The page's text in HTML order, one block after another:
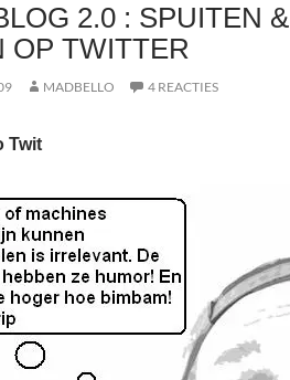
2.0 : SPUITEN &
OP TWITTER
MADBELLO 4 REACTIES
Twit